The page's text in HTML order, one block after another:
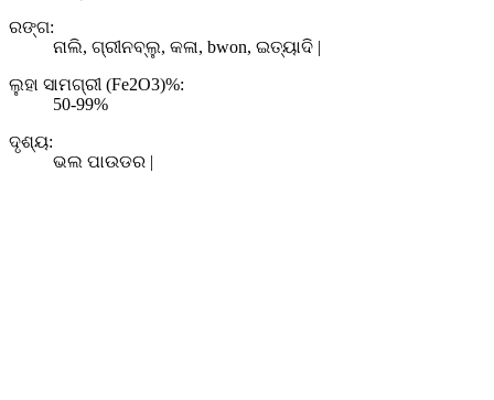
ରଙ୍ଗ:
ନାଲି, ଗ୍ରୀନବ୍ଲୁ, କଳା, bwon, ଇତ୍ୟାଦି |
ଲୁହା ସାମଗ୍ରୀ (Fe2O3)%:
50-99%
ଦୃଶ୍ୟ:
ଭଲ ପାଉଡର |